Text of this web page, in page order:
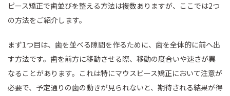
ピース矯正で歯並びを整える方法は複数ありますが、ここでは2つ
の方法をご紹介します。
まず1つ目は、歯を並べる隙間を作るために、歯を全体的に前へ出
す方法です。歯を前方に移動させる際、移動の度合いや速さが異
なることがあります。これは特にマウスピース矯正において注意が
必要で、予定通りの歯の動きが見られないと、期待される結果が得